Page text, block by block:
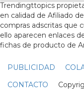
Trendingttopics
en calidad de Afiliado
compras adscritas que
ello aparecen enlaces
fichas de producto de
PUBLICIDAD
CONTACTO